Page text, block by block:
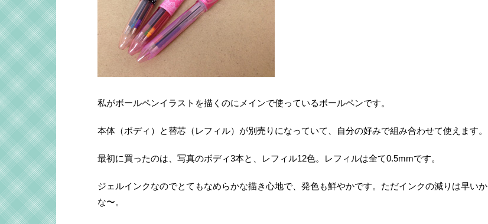
私がボールペンイラストを描くのにメインで使っているボールペンです。
本体（ボディ）と替芯（レフィル）が別売りになっていて、自分の好みで組み合わせて使えます。
最初に買ったのは、写真のボディ3本と、レフィル12色。レフィルは全て0.5mmです。
ジェルインクなのでとてもなめらかな描き心地で、発色も鮮やかです。ただインクの減りは早いか
な〜。